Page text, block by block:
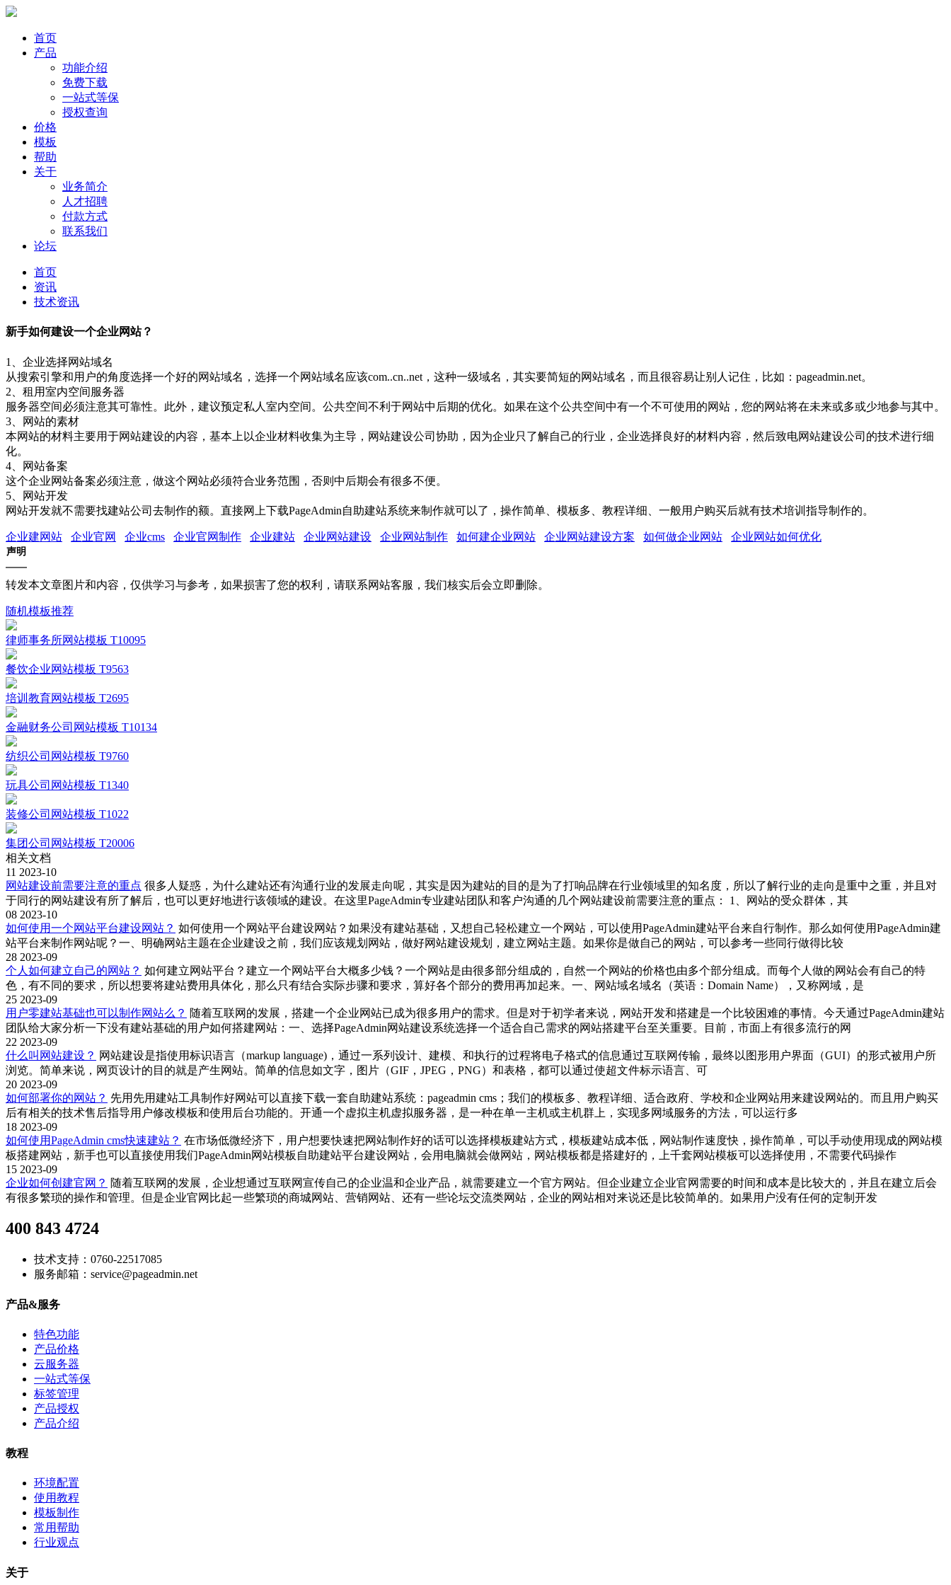
首页
产品
功能介绍
免费下载
一站式等保
授权查询
价格
模板
帮助
关于
业务简介
人才招聘
付款方式
联系我们
论坛
首页
资讯
技术资讯
新手如何建设一个企业网站？
1、企业选择网站域名
从搜索引擎和用户的角度选择一个好的网站域名，选择一个网站域名应该com..cn..net，这种一级域名，其实要简短的网站域名，而且很容易让别人记住，比如：pageadmin.net。
2、租用室内空间服务器
服务器空间必须注意其可靠性。此外，建议预定私人室内空间。公共空间不利于网站中后期的优化。如果在这个公共空间中有一个不可使用的网站，您的网站将在未来或多或少地参与其中。
3、网站的素材
本网站的材料主要用于网站建设的内容，基本上以企业材料收集为主导，网站建设公司协助，因为企业只了解自己的行业，企业选择良好的材料内容，然后致电网站建设公司的技术进行细
化。
4、网站备案
这个企业网站备案必须注意，做这个网站必须符合业务范围，否则中后期会有很多不便。
5、网站开发
网站开发就不需要找建站公司去制作的额。直接网上下载PageAdmin自助建站系统来制作就可以了，操作简单、模板多、教程详细、一般用户购买后就有技术培训指导制作的。
企业建网站 企业官网 企业cms 企业官网制作 企业建站 企业网站建设 企业网站制作 如何建企业网站 企业网站建设方案 如何做企业网站 企业网站如何优化
声明
转发本文章图片和内容，仅供学习与参考，如果损害了您的权利，请联系网站客服，我们核实后会立即删除。
随机模板推荐
律师事务所网站模板 T10095
餐饮企业网站模板 T9563
培训教育网站模板 T2695
金融财务公司网站模板 T10134
纺织公司网站模板 T9760
玩具公司网站模板 T1340
装修公司网站模板 T1022
集团公司网站模板 T20006
相关文档
11 2023-10
网站建设前需要注意的重点 很多人疑惑，为什么建站还有沟通行业的发展走向呢，其实是因为建站的目的是为了打响品牌在行业领域里的知名度，所以了解行业的走向是重中之重，并且对
于同行的网站建设有所了解后，也可以更好地进行该领域的建设。在这里PageAdmin专业建站团队和客户沟通的几个网站建设前需要注意的重点： 1、网站的受众群体，其
08 2023-10
如何使用一个网站平台建设网站？ 如何使用一个网站平台建设网站？如果没有建站基础，又想自己轻松建立一个网站，可以使用PageAdmin建站平台来自行制作。那么如何使用PageAdmin建
站平台来制作网站呢？一、明确网站主题在企业建设之前，我们应该规划网站，做好网站建设规划，建立网站主题。如果你是做自己的网站，可以参考一些同行做得比较
28 2023-09
个人如何建立自己的网站？ 如何建立网站平台？建立一个网站平台大概多少钱？一个网站是由很多部分组成的，自然一个网站的价格也由多个部分组成。而每个人做的网站会有自己的特
色，有不同的要求，所以想要将建站费用具体化，那么只有结合实际步骤和要求，算好各个部分的费用再加起来。一、网站域名域名（英语：Domain Name），又称网域，是
25 2023-09
用户零建站基础也可以制作网站么？ 随着互联网的发展，搭建一个企业网站已成为很多用户的需求。但是对于初学者来说，网站开发和搭建是一个比较困难的事情。今天通过PageAdmin建站
团队给大家分析一下没有建站基础的用户如何搭建网站：一、选择PageAdmin网站建设系统选择一个适合自己需求的网站搭建平台至关重要。目前，市面上有很多流行的网
22 2023-09
什么叫网站建设？ 网站建设是指使用标识语言（markup language)，通过一系列设计、建模、和执行的过程将电子格式的信息通过互联网传输，最终以图形用户界面（GUI）的形式被用户所
浏览。简单来说，网页设计的目的就是产生网站。简单的信息如文字，图片（GIF，JPEG，PNG）和表格，都可以通过使超文件标示语言、可
20 2023-09
如何部署你的网站？ 先用先用建站工具制作好网站可以直接下载一套自助建站系统：pageadmin cms；我们的模板多、教程详细、适合政府、学校和企业网站用来建设网站的。而且用户购买
后有相关的技术售后指导用户修改模板和使用后台功能的。开通一个虚拟主机虚拟服务器，是一种在单一主机或主机群上，实现多网域服务的方法，可以运行多
18 2023-09
如何使用PageAdmin cms快速建站？ 在市场低微经济下，用户想要快速把网站制作好的话可以选择模板建站方式，模板建站成本低，网站制作速度快，操作简单，可以手动使用现成的网站模
板搭建网站，新手也可以直接使用我们PageAdmin网站模板自助建站平台建设网站，会用电脑就会做网站，网站模板都是搭建好的，上千套网站模板可以选择使用，不需要代码操作
15 2023-09
企业如何创建官网？ 随着互联网的发展，企业想通过互联网宣传自己的企业温和企业产品，就需要建立一个官方网站。但企业建立企业官网需要的时间和成本是比较大的，并且在建立后会
有很多繁琐的操作和管理。但是企业官网比起一些繁琐的商城网站、营销网站、还有一些论坛交流类网站，企业的网站相对来说还是比较简单的。如果用户没有任何的定制开发
400 843 4724
技术支持：0760-22517085
服务邮箱：service@pageadmin.net
产品&服务
特色功能
产品价格
云服务器
一站式等保
标签管理
产品授权
产品介绍
教程
环境配置
使用教程
模板制作
常用帮助
行业观点
关于